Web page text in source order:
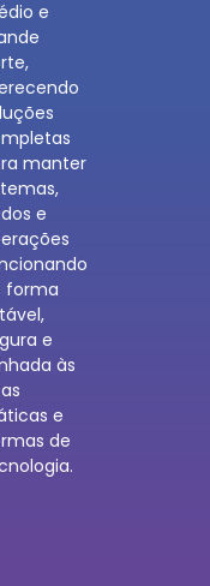
e
manter
e
forma
e
às
e
de